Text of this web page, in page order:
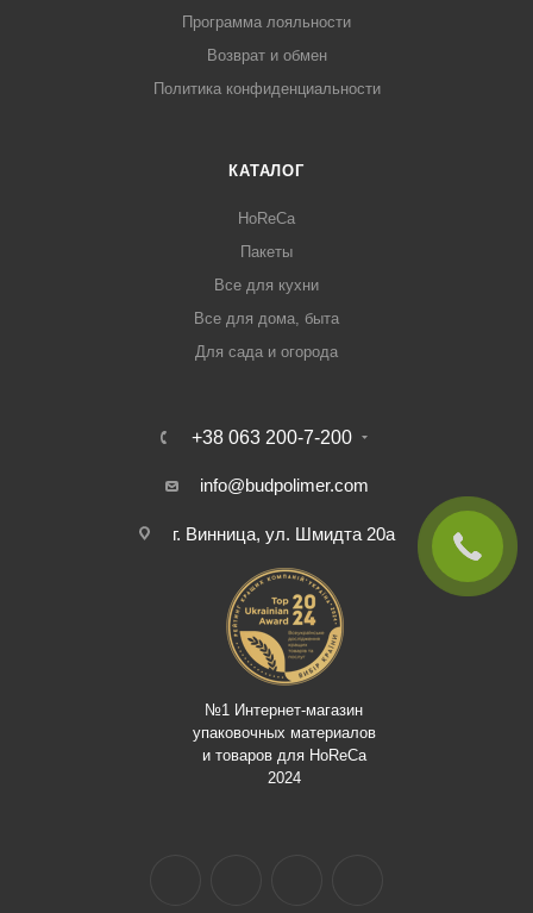
Программа лояльности
Возврат и обмен
Политика конфиденциальности
КАТАЛОГ
HoReCa
Пакеты
Все для кухни
Все для дома, быта
Для сада и огорода
+38 063 200-7-200
info@budpolimer.com
г. Винница, ул. Шмидта 20а
№1 Интернет-магазин
упаковочных материалов
и товаров для HoReCa
2024